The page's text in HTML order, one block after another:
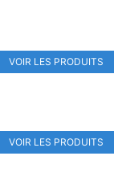
VOIR LES PRODUITS
VOIR LES PRODUITS